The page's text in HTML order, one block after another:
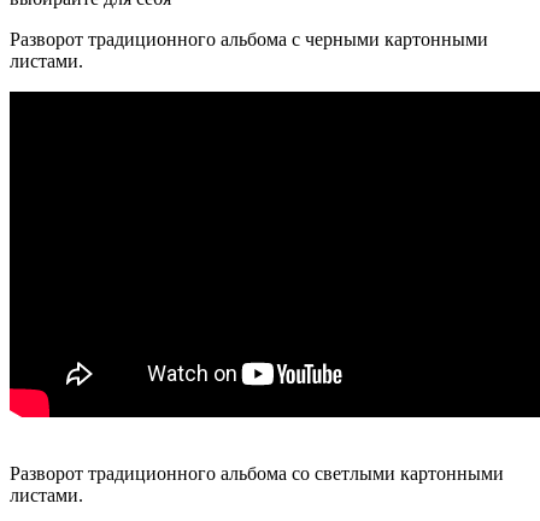
Разворот традиционного альбома с черными картонными
листами.
Разворот традиционного альбома со светлыми картонными
листами.